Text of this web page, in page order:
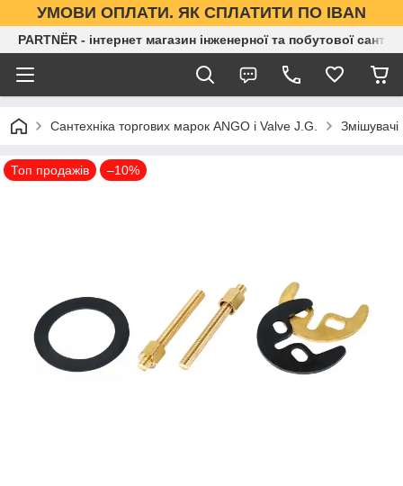
УМОВИ ОПЛАТИ. ЯК СПЛАТИТИ ПО IBAN
PARTNЁR - інтернет магазин інженерної та побутової
Сантехніка торгових марок ANGO і Valve J.G. Змішувачі
Топ продажів –10%